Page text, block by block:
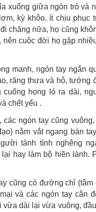
xuống giữa ngón trỏ và
kỳ khôo. ít chịu phục
chăng nữa, họ cũng
nên cuộc đời họ gặp
manh, ngón tay ngắn
răng thưa và hô, tướng
cuống họng ló ra dài,
chết yểu .
các ngón tay cũng
nằm vắt ngang bàn
tánh tình nghêng
hay làm bộ hiền lành.
cũng có đường chỉ
và các ngón tay cân
vừa dài lại vừa vuông,